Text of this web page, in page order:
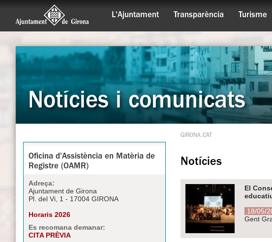
L'Ajuntament Transparència Turisme
Notícies i comunicats
Oficina d'Assistència en Matèria de
Registre (OAMR)
Adreça:
Ajuntament de Girona
Pl. del Vi, 1 - 17004 GIRONA
Horaris 2026
Es recomana demanar:
CITA PRÈVIA
GIRONA.CAT
Notícies
El
18/05/
Gent